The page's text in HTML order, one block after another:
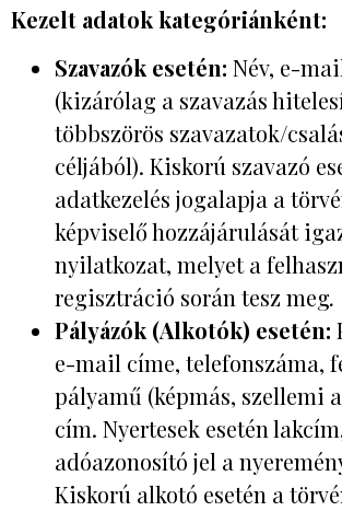
Kezelt adatok kategóriánként:
Szavazók esetén: Név, e-
(kizárólag a szavazás
többszörös szavazatok/
céljából). Kiskorú szavazó
adatkezelés jogalapja a
képviselő hozzájárulását
nyilatkozat, melyet a
regisztráció során tesz meg.
Pályázók (Alkotók) esetén:
e-mail címe, telefonszáma,
pályamű (képmás, szellemi
cím. Nyertesek esetén
adóazonosító jel a
Kiskorú alkotó esetén a